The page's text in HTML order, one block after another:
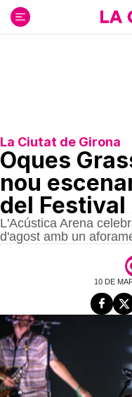
contenido
La Ciutat de Girona
Oques
nou
del
L'Acústica Arena
d'agost amb un
10 DE